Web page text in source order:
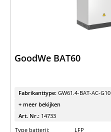
GoodWe BAT60
Fabrikanttype: GW61.4-BAT-AC-G10
+ meer bekijken
Art. Nr.: 14733
Type batterij:
LFP